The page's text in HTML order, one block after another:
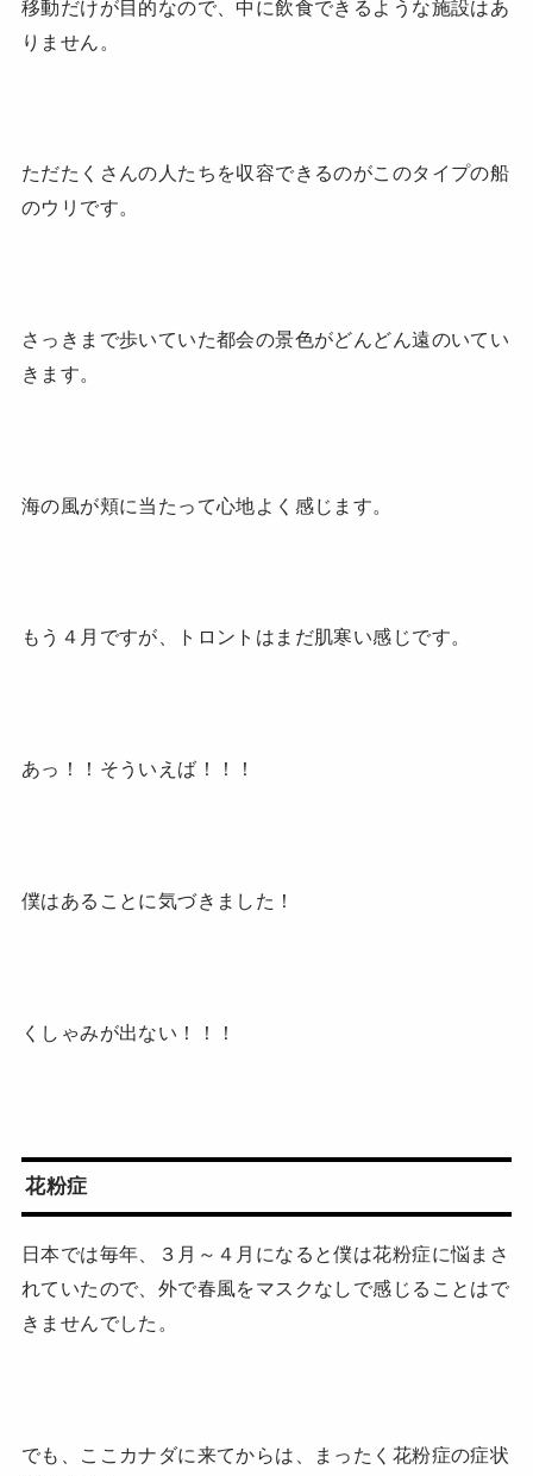
移動だけが目的なので、中に飲食できるような施設はあ
りません。
ただたくさんの人たちを収容できるのがこのタイプの船
のウリです。
さっきまで歩いていた都会の景色がどんどん遠のいてい
きます。
海の風が頬に当たって心地よく感じます。
もう４月ですが、トロントはまだ肌寒い感じです。
あっ！！そういえば！！！
僕はあることに気づきました！
くしゃみが出ない！！！
花粉症
日本では毎年、３月～４月になると僕は花粉症に悩まさ
れていたので、外で春風をマスクなしで感じることはで
きませんでした。
でも、ここカナダに来てからは、まったく花粉症の症状